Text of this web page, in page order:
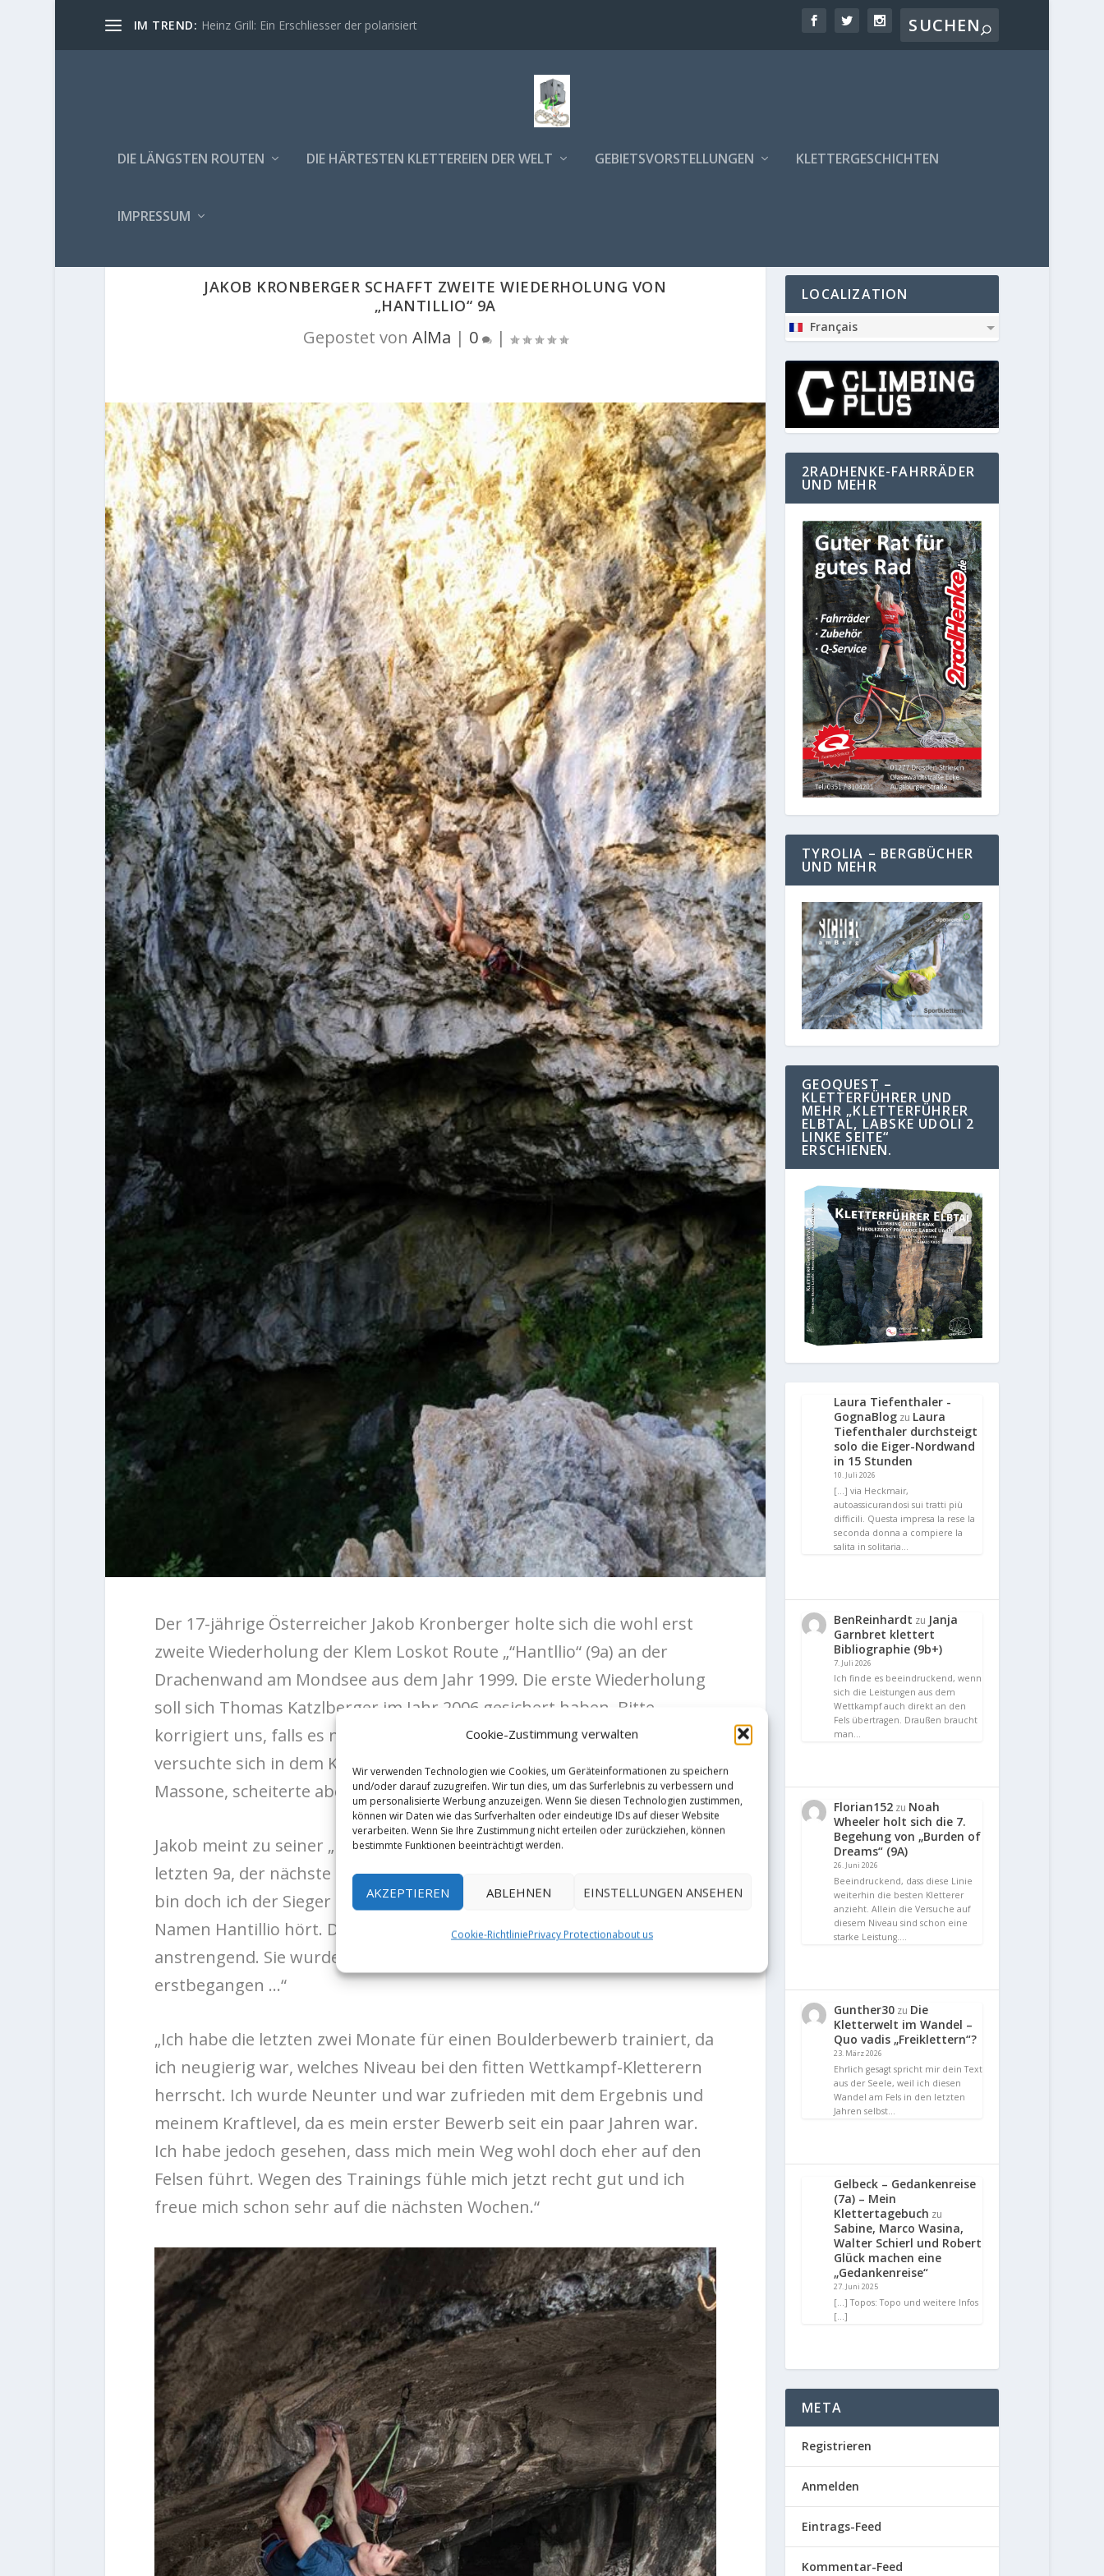
Cookie-Zustimmung verwalten
Wir verwenden Technologien wie Cookies, um Geräteinformationen zu speichern
und/oder darauf zuzugreifen. Wir tun dies, um das Surferlebnis zu verbessern und
um personalisierte Werbung anzuzeigen. Wenn Sie diesen Technologien zustimmen,
können wir Daten wie das Surfverhalten oder eindeutige IDs auf dieser Website
verarbeiten. Wenn Sie Ihre Zustimmung nicht erteilen oder zurückziehen, können
bestimmte Funktionen beeinträchtigt werden.
AKZEPTIEREN ABLEHNEN EINSTELLUNGEN ANSEHEN
Cookie-RichtliniePrivacy Protectionabout us
IM TREND: Heinz Grill: Ein Erschliesser der polarisiert
DIE LÄNGSTEN ROUTEN DIE HÄRTESTEN KLETTEREIEN DER WELT GEBIETSVORSTELLUNGEN KLETTERGESCHICHTEN
IMPRESSUM
JAKOB KRONBERGER SCHAFFT ZWEITE WIEDERHOLUNG VON
„HANTILLIO“ 9A
Gepostet von AlMa | 0 |
Der 17-jährige Österreicher Jakob Kronberger holte sich die wohl erst
zweite Wiederholung der Klem Loskot Route „“Hantllio“ (9a) an der
Drachenwand am Mondsee aus dem Jahr 1999. Die erste Wiederholung
soll sich Thomas Katzlberger im Jahr 2006 gesichert haben. Bitte
korrigiert uns, falls es nicht stimmt. Jakob weilte danach in Arco und
versuchte sich in dem Klassiker „Underground“ im Sektor „Pueblo“ in
Massone, scheiterte aber viermal knapp vor dem Top.
Jakob meint zu seiner „Hantillio“-Begehung: “ Heute folgte, nach meiner
letzten 9a, der nächste Streich. Es war ein harter Kampf, aber am Ende
bin doch ich der Sieger gegen meine bisher härteste Route, die auf den
Namen Hantillio hört. Die Route ist recht kurz, steil und furchtbar
anstrengend. Sie wurde vor ca. 20 Jahren von Klem Loskot
erstbegangen …“
„Ich habe die letzten zwei Monate für einen Boulderbewerb trainiert, da
ich neugierig war, welches Niveau bei den fitten Wettkampf-Kletterern
herrscht. Ich wurde Neunter und war zufrieden mit dem Ergebnis und
meinem Kraftlevel, da es mein erster Bewerb seit ein paar Jahren war.
Ich habe jedoch gesehen, dass mich mein Weg wohl doch eher auf den
Felsen führt. Wegen des Trainings fühle mich jetzt recht gut und ich
freue mich schon sehr auf die nächsten Wochen.“
LOCALIZATION
Français
2RADHENKE-FAHRRÄDER
UND MEHR
TYROLIA – BERGBÜCHER
UND MEHR
GEOQUEST –
KLETTERFÜHRER UND
MEHR „KLETTERFÜHRER
ELBTAL, LABSKE UDOLI 2
LINKE SEITE“
ERSCHIENEN.
Laura Tiefenthaler -
GognaBlog zu Laura
Tiefenthaler durchsteigt
solo die Eiger-Nordwand
in 15 Stunden
10. Juli 2026
[…] via Heckmair,
autoassicurandosi sui tratti più
difficili. Questa impresa la rese la
seconda donna a compiere la
salita in solitaria…
BenReinhardt zu Janja
Garnbret klettert
Bibliographie (9b+)
7. Juli 2026
Ich finde es beeindruckend, wenn
sich die Leistungen aus dem
Wettkampf auch direkt an den
Fels übertragen. Draußen braucht
man…
Florian152 zu Noah
Wheeler holt sich die 7.
Begehung von „Burden of
Dreams“ (9A)
26. Juni 2026
Beeindruckend, dass diese Linie
weiterhin die besten Kletterer
anzieht. Allein die Versuche auf
diesem Niveau sind schon eine
starke Leistung.…
Gunther30 zu Die
Kletterwelt im Wandel –
Quo vadis „Freiklettern“?
23. März 2026
Ehrlich gesagt spricht mir dein Text
aus der Seele, weil ich diesen
Wandel am Fels in den letzten
Jahren selbst…
Gelbeck – Gedankenreise
(7a) – Mein
Klettertagebuch zu
Sabine, Marco Wasina,
Walter Schierl und Robert
Glück machen eine
„Gedankenreise“
27. Juni 2025
[…] Topos: Topo und weitere Infos
[…]
META
Registrieren
Anmelden
Eintrags-Feed
Kommentar-Feed